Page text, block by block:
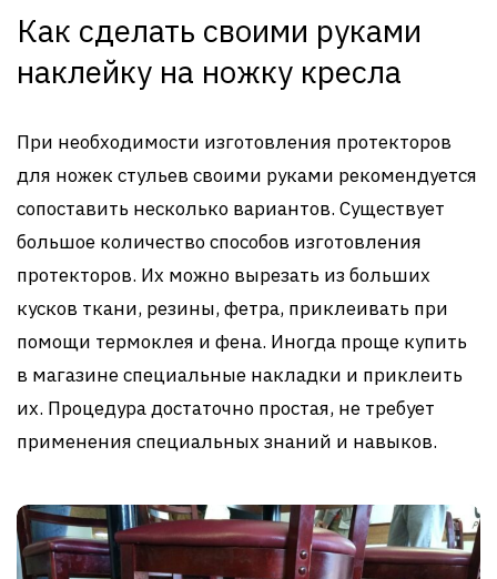
Как сделать своими руками
наклейку на ножку кресла
При необходимости изготовления протекторов
для ножек стульев своими руками рекомендуется
сопоставить несколько вариантов. Существует
большое количество способов изготовления
протекторов. Их можно вырезать из больших
кусков ткани, резины, фетра, приклеивать при
помощи термоклея и фена. Иногда проще купить
в магазине специальные накладки и приклеить
их. Процедура достаточно простая, не требует
применения специальных знаний и навыков.